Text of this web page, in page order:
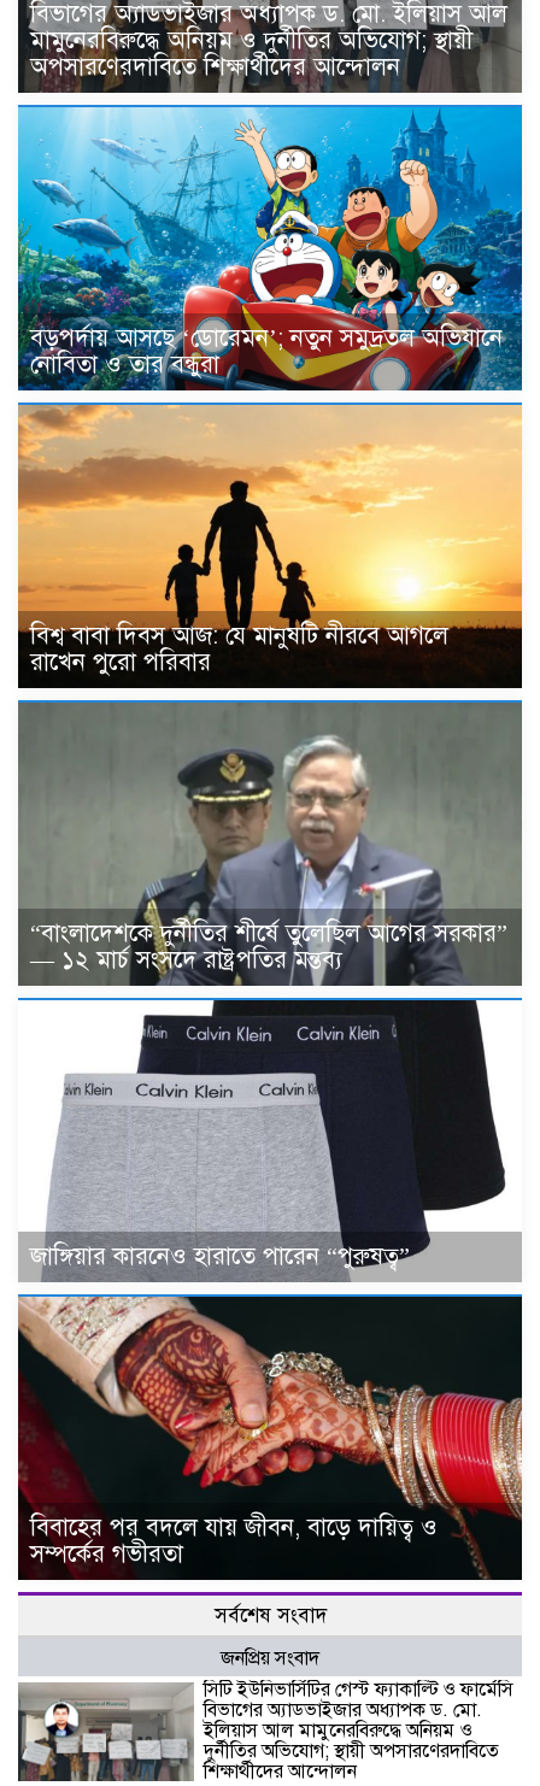
বিভাগের অ্যাডভাইজার অধ্যাপক ড. মো. ইলিয়াস আল
মামুনেরবিরুদ্ধে অনিয়ম ও দুর্নীতির অভিযোগ; স্থায়ী
অপসারণেরদাবিতে শিক্ষার্থীদের আন্দোলন
বড়পর্দায় আসছে ‘ডোরেমন’; নতুন সমুদ্রতল অভিযানে
নোবিতা ও তার বন্ধুরা
বিশ্ব বাবা দিবস আজ: যে মানুষটি নীরবে আগলে
রাখেন পুরো পরিবার
“বাংলাদেশকে দুর্নীতির শীর্ষে তুলেছিল আগের সরকার”
— ১২ মার্চ সংসদে রাষ্ট্রপতির মন্তব্য
জাঙ্গিয়ার কারনেও হারাতে পারেন “পুরুষত্ব”
বিবাহের পর বদলে যায় জীবন, বাড়ে দায়িত্ব ও
সম্পর্কের গভীরতা
সর্বশেষ সংবাদ
জনপ্রিয় সংবাদ
সিটি ইউনিভার্সিটির গেস্ট ফ্যাকাল্টি ও ফার্মেসি
বিভাগের অ্যাডভাইজার অধ্যাপক ড. মো.
ইলিয়াস আল মামুনেরবিরুদ্ধে অনিয়ম ও
দুর্নীতির অভিযোগ; স্থায়ী অপসারণেরদাবিতে
শিক্ষার্থীদের আন্দোলন